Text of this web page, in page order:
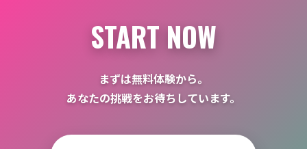
START NOW
まずは無料体験から。
あなたの挑戦をお待ちしています。